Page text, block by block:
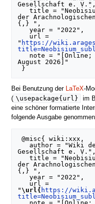
Gesellschaft e. V.",
   title = "Neobisium sublaeve --- Wiki
der
{,} ",
   year = "2022",
" https://
August 2026]"
Bei Benutzung der LaTeX-
( \usepackage{url}
im
eine schöner formatierte
folgende Ausgabe
@misc{ wiki:xxx,
Gesellschaft e. V.",
   title = "Neobisium sublaeve --- Wiki
der
{,} ",
   year = "2022",
"\url{ https://